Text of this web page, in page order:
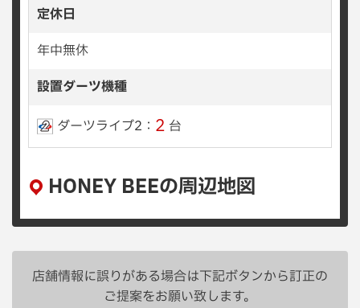
定休日
年中無休
設置ダーツ機種
ダーツライブ2： 2 台
HONEY BEEの周辺地図
店舗情報に誤りがある場合は下記ボタンから訂正の
ご提案をお願い致します。